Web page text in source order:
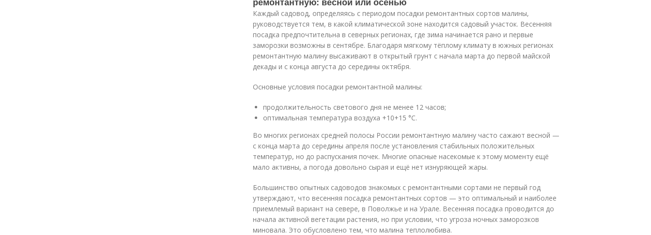
Каждый садовод, определяясь с периодом посадки ремонтантных сортов малины,
руководствуется тем, в какой климатической зоне находится садовый участок. Весенняя
посадка предпочтительна в северных регионах, где зима начинается рано и первые
заморозки возможны в сентябре. Благодаря мягкому тёплому климату в южных регионах
ремонтантную малину высаживают в открытый грунт с начала марта до первой майской
декады и с конца августа до середины октября.
Основные условия посадки ремонтантной малины:
продолжительность светового дня не менее 12 часов;
оптимальная температура воздуха +10+15 °C.
Во многих регионах средней полосы России ремонтантную малину часто сажают весной —
с конца марта до середины апреля после установления стабильных положительных
температур, но до распускания почек. Многие опасные насекомые к этому моменту ещё
мало активны, а погода довольно сырая и ещё нет изнуряющей жары.
Большинство опытных садоводов знакомых с ремонтантными сортами не первый год
утверждают, что весенняя посадка ремонтантных сортов — это оптимальный и наиболее
приемлемый вариант на севере, в Поволжье и на Урале. Весенняя посадка проводится до
начала активной вегетации растения, но при условии, что угроза ночных заморозков
миновала. Это обусловлено тем, что малина теплолюбива.